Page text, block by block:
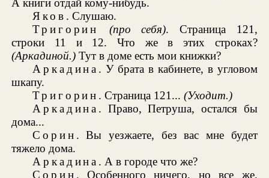
Яков . Слушаю.
Тригорин
(про себя). Страница 121,
строки 11 и 12. Что же в этих строках?
(Аркадиной.) Тут в доме есть мои книжки?
Аркадина . У брата в кабинете, в угловом
шкапу.
Тригорин . Страница 121...(Уходит.)
Аркадина . Право, Петруша, остался бы
дома...
Сорин . Вы уезжаете, без вас мне будет
тяжело дома.
Аркадина . А в городе что же?
Сорин . Особенного ничего, но все же.